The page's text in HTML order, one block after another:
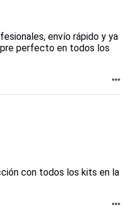
envío rápido y ya
perfecto en todos los
con todos los kits en la